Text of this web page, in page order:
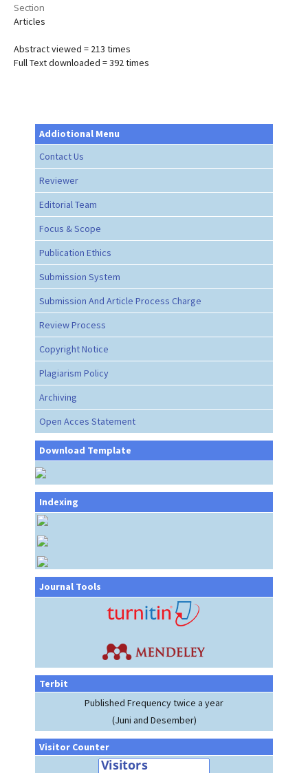
Section
Articles
Abstract viewed = 213 times
Full Text downloaded = 392 times
Addiotional Menu
Contact Us
Reviewer
Editorial Team
Focus & Scope
Publication Ethics
Submission System
Submission And Article Process Charge
Review Process
Copyright Notice
Plagiarism Policy
Archiving
Open Acces Statement
Download Template
Indexing
Journal Tools
Terbit
Published Frequency twice a year
(Juni and Desember)
Visitor Counter